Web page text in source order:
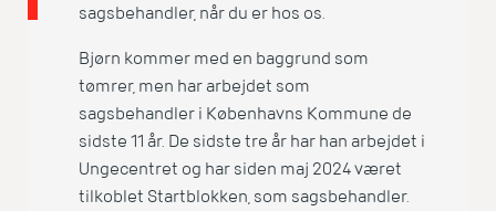
sagsbehandler, når du er hos os.
Bjørn kommer med en baggrund som
tømrer, men har arbejdet som
sagsbehandler i Københavns Kommune de
sidste 11 år. De sidste tre år har han arbejdet i
Ungecentret og har siden maj 2024 været
tilkoblet Startblokken, som sagsbehandler.